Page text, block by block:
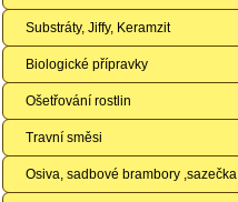
Substráty, Jiffy, Keramzit
Biologické přípravky
Ošetřování rostlin
Travní směsi
Osiva, sadbové brambory ,sazečka